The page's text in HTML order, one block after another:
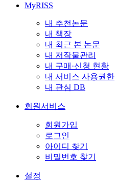
MyRISS
내 추천논문
내 책장
내 최근 본 논문
내 저작물관리
내 구매·신청 현황
내 서비스 사용권한
내 관심 DB
회원서비스
회원가입
로그인
아이디 찾기
비밀번호 찾기
설정